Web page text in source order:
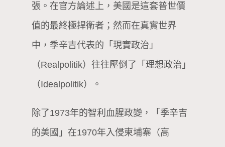
張。在官方論述上，美國是這套普世價
值的最終極捍衛者；然而在真實世界
中，季辛吉代表的「現實政治」
（Realpolitik）往往壓倒了「理想政治」
（Idealpolitik）。
除了1973年的智利血腥政變，「季辛吉
的美國」在1970年入侵柬埔寨（高